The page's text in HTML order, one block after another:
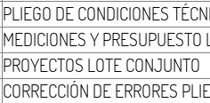
PLIEGO DE CONDICIONES
MEDICIONES Y PRESUPUESTO
PROYECTOS LOTE CONJUNTO
CORRECCIÓN DE ERRORES